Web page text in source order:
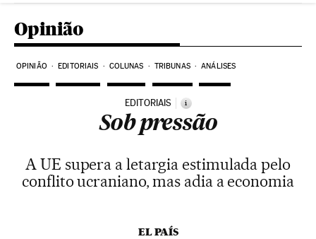
Opinião
OPINIÃO EDITORIAIS COLUNAS TRIBUNAS ANÁLISES
EDITORIAIS i
Sob pressão
A UE supera a letargia estimulada pelo
conflito ucraniano, mas adia a economia
EL PAÍS